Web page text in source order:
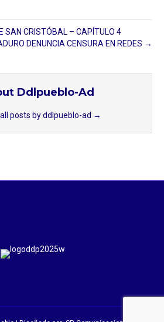
SAN CRISTÓBAL – CAPÍTULO 4
DENUNCIA CENSURA EN REDES →
Ddlpueblo-Ad
posts by ddlpueblo-ad →